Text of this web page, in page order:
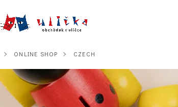
ONLINE SHOP CZECH